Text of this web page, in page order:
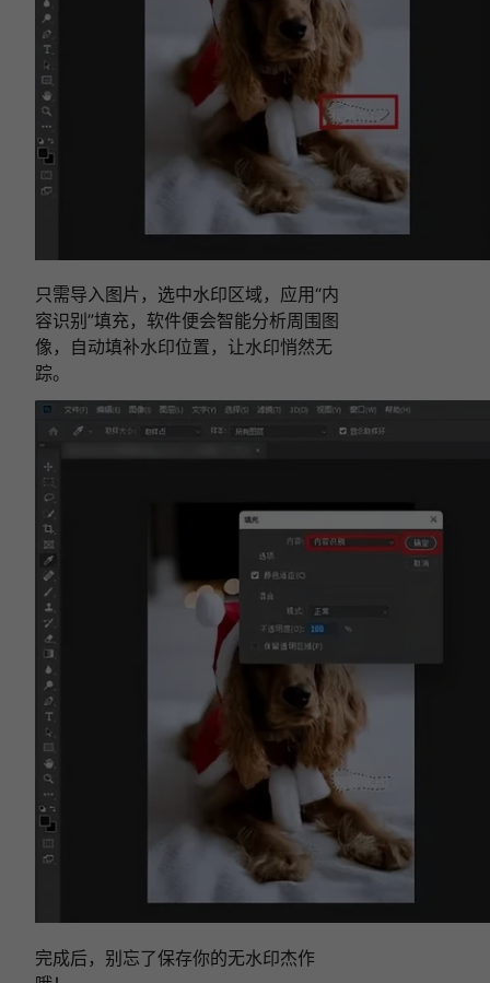
只需导入图片，选中水印区域，应用“内
容识别”填充，软件便会智能分析周围图
像，自动填补水印位置，让水印悄然无
踪。
完成后，别忘了保存你的无水印杰作
相关文章:
图片去水印工具！
图片怎么去水印？2026最新5款AI去水印工具